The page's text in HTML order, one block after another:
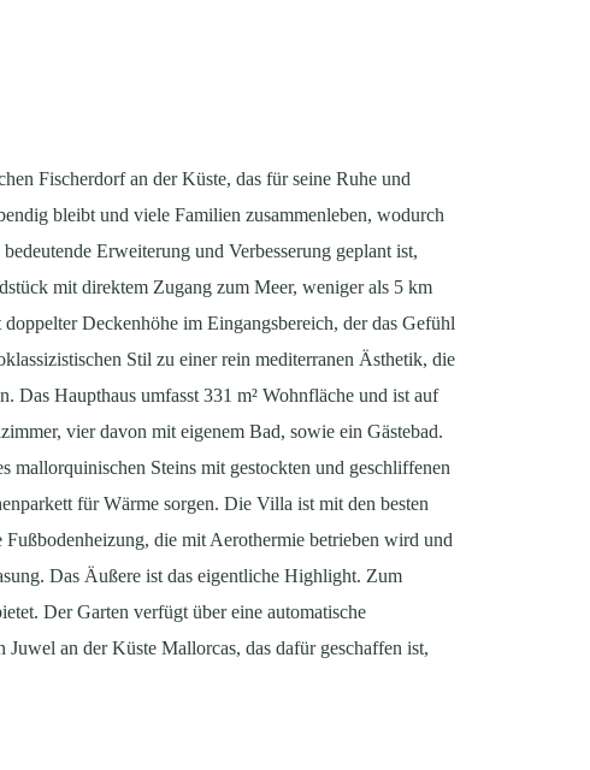
Fischerdorf an der Küste, das für seine Ruhe und
bleibt und viele Familien zusammenleben, wodurch
Erweiterung und Verbesserung geplant ist,
mit direktem Zugang zum Meer, weniger als 5 km
Deckenhöhe im Eingangsbereich, der das Gefühl
Stil zu einer rein mediterranen Ästhetik, die
Haupthaus umfasst 331 m² Wohnfläche und ist auf
vier davon mit eigenem Bad, sowie ein Gästebad.
Steins mit gestockten und geschliffenen
für Wärme sorgen. Die Villa ist mit den besten
die mit Aerothermie betrieben wird und
Das Äußere ist das eigentliche Highlight. Zum
Der Garten verfügt über eine automatische
an der Küste Mallorcas, das dafür geschaffen ist,